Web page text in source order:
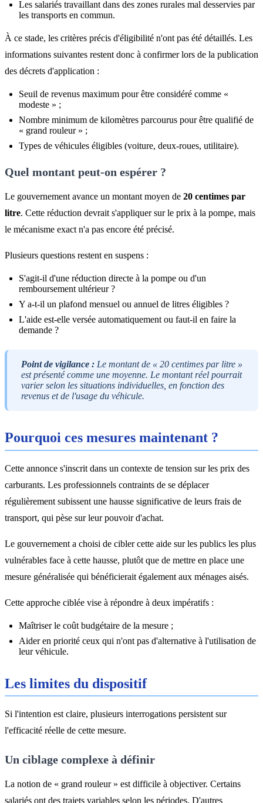
Les salariés travaillant dans des zones rurales mal desservies par
les transports en commun.
À ce stade, les critères précis d'éligibilité n'ont pas été détaillés. Les
informations suivantes restent donc à confirmer lors de la publication
des décrets d'application :
Seuil de revenus maximum pour être considéré comme «
modeste » ;
Nombre minimum de kilomètres parcourus pour être qualifié de
« grand rouleur » ;
Types de véhicules éligibles (voiture, deux-roues, utilitaire).
Quel montant peut-on espérer ?
Le gouvernement avance un montant moyen de 20 centimes par
litre. Cette réduction devrait s'appliquer sur le prix à la pompe, mais
le mécanisme exact n'a pas encore été précisé.
Plusieurs questions restent en suspens :
S'agit-il d'une réduction directe à la pompe ou d'un
remboursement ultérieur ?
Y a-t-il un plafond mensuel ou annuel de litres éligibles ?
L'aide est-elle versée automatiquement ou faut-il en faire la
demande ?
Point de vigilance : Le montant de « 20 centimes par litre »
est présenté comme une moyenne. Le montant réel pourrait
varier selon les situations individuelles, en fonction des
revenus et de l'usage du véhicule.
Pourquoi ces mesures maintenant ?
Cette annonce s'inscrit dans un contexte de tension sur les prix des
carburants. Les professionnels contraints de se déplacer
régulièrement subissent une hausse significative de leurs frais de
transport, qui pèse sur leur pouvoir d'achat.
Le gouvernement a choisi de cibler cette aide sur les publics les plus
vulnérables face à cette hausse, plutôt que de mettre en place une
mesure généralisée qui bénéficierait également aux ménages aisés.
Cette approche ciblée vise à répondre à deux impératifs :
Maîtriser le coût budgétaire de la mesure ;
Aider en priorité ceux qui n'ont pas d'alternative à l'utilisation de
leur véhicule.
Les limites du dispositif
Si l'intention est claire, plusieurs interrogations persistent sur
l'efficacité réelle de cette mesure.
Un ciblage complexe à définir
La notion de « grand rouleur » est difficile à objectiver. Certains
salariés ont des trajets variables selon les périodes. D'autres